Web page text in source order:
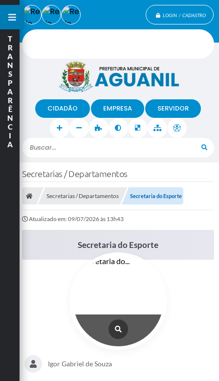
LOGIN / CADASTRO
Buscar...
CIDADÃO EMPRESA SERVIDOR
T
R
A
N
S
P
A
R
Ê
N
C
I
A
Secretarias / Departamentos
Secretarias / Departamentos Secretaria do Esporte
Atualizado em: 09/07/2026 às 13h43
Secretaria do Esporte
Igor Gabriel de Souza